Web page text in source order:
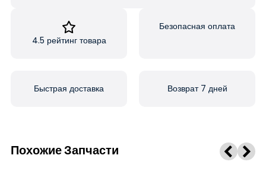
4.5 рейтинг товара
Безопасная оплата
Быстрая доставка Возврат 7 дней
Похожие Запчасти